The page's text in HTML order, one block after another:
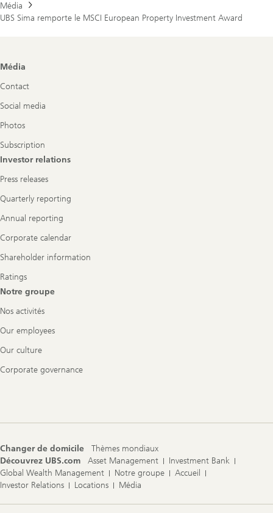
Média
UBS Sima remporte le MSCI European Property Investment Award
Footer
Média
Contact
Social media
Photos
Subscription
Investor relations
Press releases
Quarterly reporting
Annual reporting
Corporate calendar
Shareholder information
Ratings
Notre groupe
Nos activités
Our employees
Our culture
Corporate governance
Changer de domicile
Thèmes mondiaux
Découvrez UBS.com
Asset Management
Investment Bank
Global Wealth Management
Notre groupe
Accueil
Investor Relations
Locations Média